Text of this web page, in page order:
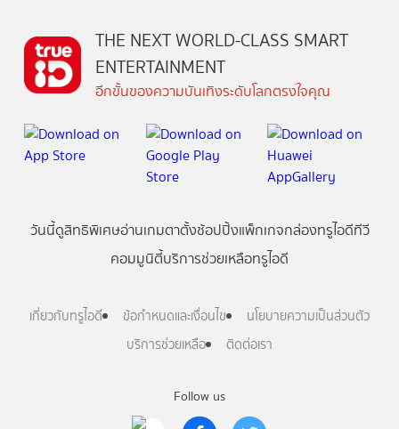
Follow us
THE NEXT WORLD-CLASS SMART
ENTERTAINMENT
อีกขั้นของความบันเทิงระดับโลกตรงใจคุณ
วันนี้ดูสิทธิพิเศษอ่านเกมตาตั้งช้อปปิ้งแพ็กเกจกล่องทรูไอดีทีวี
คอมมูนิตี้บริการช่วยเหลือทรูไอดี
เกี่ยวกับทรูไอดี ข้อกำหนดและเงื่อนไข
นโยบายความเป็นส่วนตัว
บริการช่วยเหลือ
ติดต่อเรา